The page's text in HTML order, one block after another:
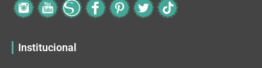
Institucional